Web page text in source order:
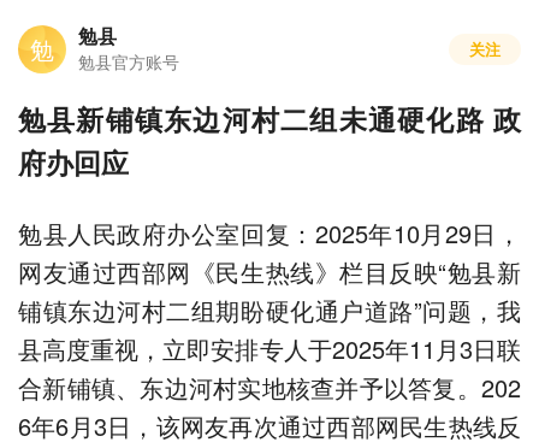
勉 勉县
勉县官方账号
关注
勉县新铺镇东边河村二组未通硬化路 政
府办回应
勉县人民政府办公室回复：2025年10月29日，
网友通过西部网《民生热线》栏目反映“勉县新
铺镇东边河村二组期盼硬化通户道路”问题，我
县高度重视，立即安排专人于2025年11月3日联
合新铺镇、东边河村实地核查并予以答复。202
6年6月3日，该网友再次通过西部网民生热线反